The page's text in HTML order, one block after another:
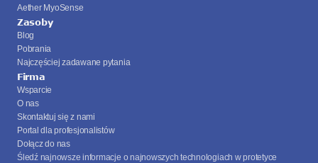
Aether MyoSense
Zasoby
Blog
Pobrania
Najczęściej zadawane pytania
Firma
Wsparcie
O nas
Skontaktuj się z nami
Portal dla profesjonalistów
Dołącz do nas
Śledź najnowsze informacje o najnowszych technologiach w protetyce